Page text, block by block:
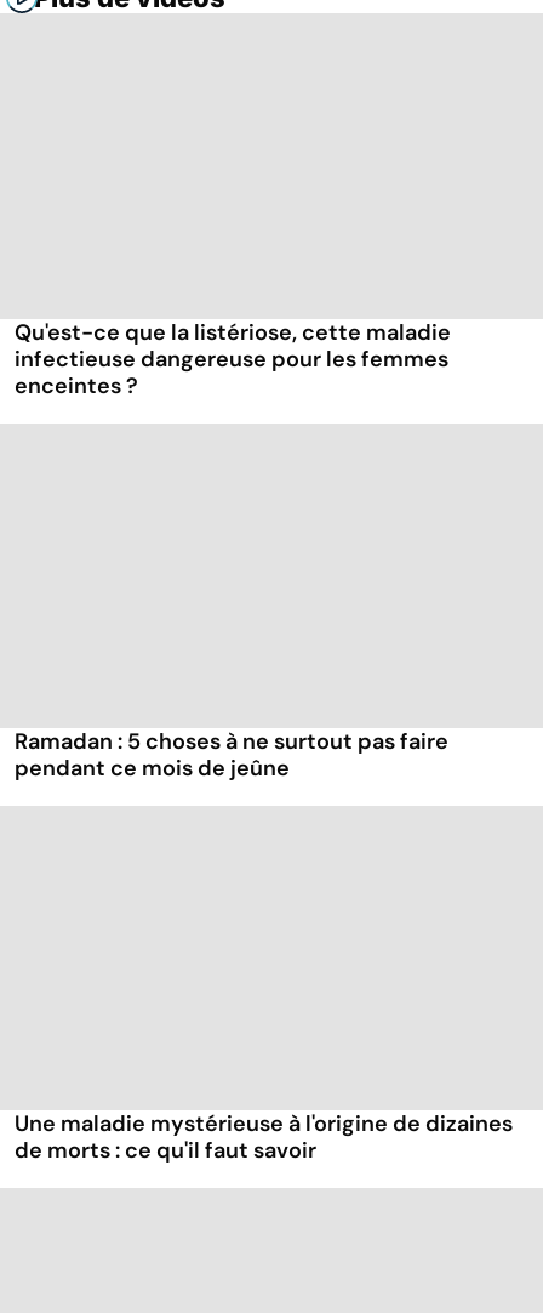
Qu'est-ce que la listériose, cette maladie
infectieuse dangereuse pour les femmes
enceintes ?
Ramadan : 5 choses à ne surtout pas faire
pendant ce mois de jeûne
Une maladie mystérieuse à l'origine de dizaines
de morts : ce qu'il faut savoir